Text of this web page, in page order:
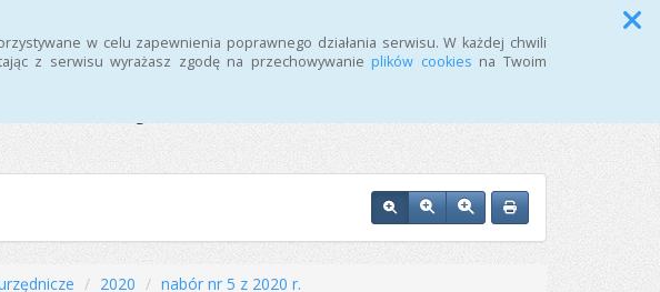
w celu zapewnienia poprawnego działania serwisu. W każdej chwili
z serwisu wyrażasz zgodę na przechowywanie plików cookies na Twoim
2020 nabór nr 5 z 2020 r.